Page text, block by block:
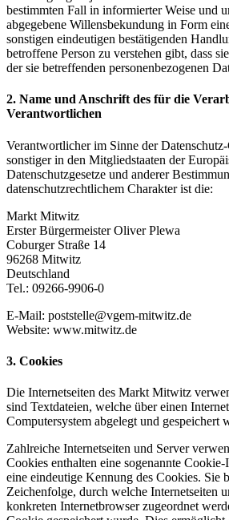
bestimmten Fall in informierter Weise und
abgegebene Willensbekundung in Form
sonstigen eindeutigen bestätigenden
betroffene Person zu verstehen gibt, dass
der sie betreffenden personenbezogenen
2. Name und Anschrift des für die
Verantwortlichen
Verantwortlicher im Sinne der
sonstiger in den Mitgliedstaaten der
Datenschutzgesetze und anderer
datenschutzrechtlichem Charakter ist die:
Markt Mitwitz
Erster Bürgermeister Oliver Plewa
Coburger Straße 14
96268 Mitwitz
Deutschland
Tel.: 09266-9906-0
E-Mail: poststelle@vgem-mitwitz.de
Website: www.mitwitz.de
3. Cookies
Die Internetseiten des Markt Mitwitz
sind Textdateien, welche über einen
Computersystem abgelegt und gespeichert
Zahlreiche Internetseiten und Server
Cookies enthalten eine sogenannte
eine eindeutige Kennung des Cookies. Sie
Zeichenfolge, durch welche Internetseiten
konkreten Internetbrowser zugeordnet